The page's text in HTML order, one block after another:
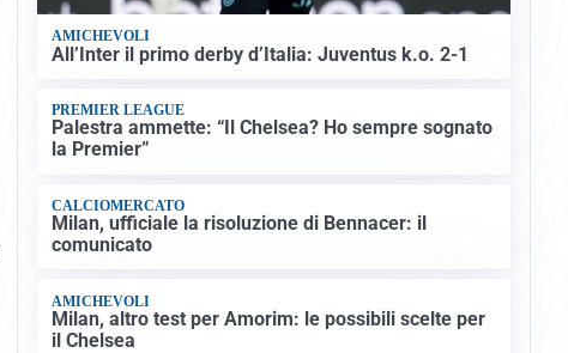
AMICHEVOLI
All’Inter il primo derby d’Italia: Juventus k.o. 2-1
PREMIER LEAGUE
Palestra ammette: “Il Chelsea? Ho sempre sognato
la Premier”
CALCIOMERCATO
Milan, ufficiale la risoluzione di Bennacer: il
comunicato
AMICHEVOLI
Milan, altro test per Amorim: le possibili scelte per
il Chelsea